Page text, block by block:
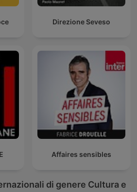
Direzione Seveso
Affaires sensibles
di genere Cultura e